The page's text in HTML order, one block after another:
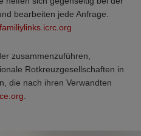
bearbeiten jede Anfrage.
familiylinks.icrc.org
zusammenzuführen,
Rotkreuzgesellschaften in
die nach ihren Verwandten
.